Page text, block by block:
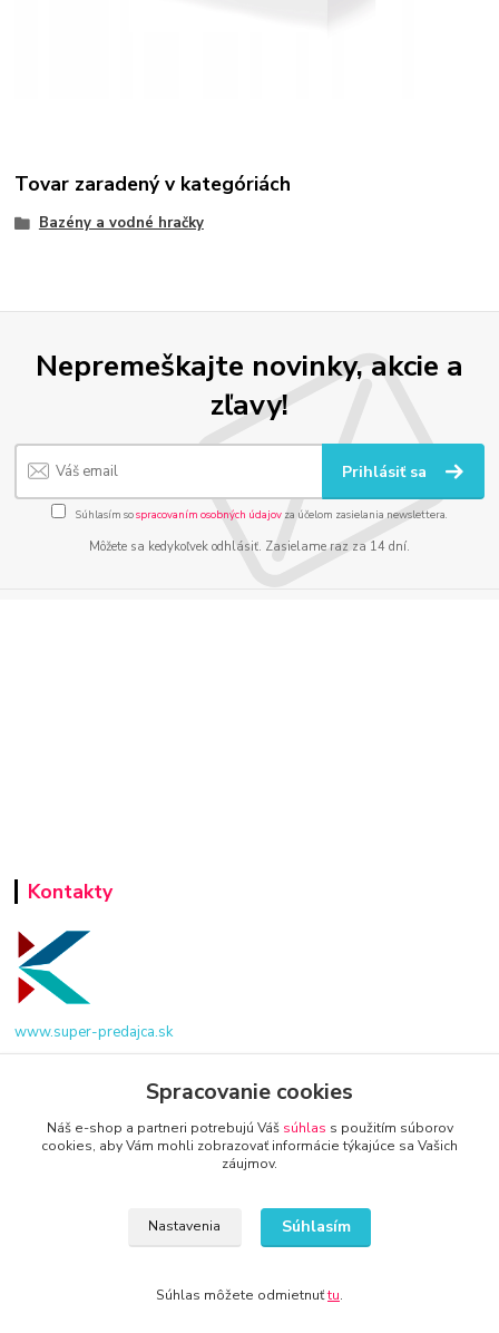
Tovar zaradený v kategóriách
Bazény a vodné hračky
Nepremeškajte novinky, akcie a
zľavy!
Prihlásiť sa
Súhlasím sospracovaním osobných údajov za účelom zasielania newslettera.
Môžete sa kedykoľvek odhlásiť. Zasielame raz za 14 dní.
Kontakty
www.super-predajca.sk
info@kamenik.sk
© 2024 Všetky práva vyhradené KAMENIK.SK
Spracovanie cookies
Náš e-shop a partneri potrebujú Váš súhlas s použitím súborov
cookies, aby Vám mohli zobrazovať informácie týkajúce sa Vašich
záujmov.
Nastavenia Súhlasím
Súhlas môžete odmietnuťtu.